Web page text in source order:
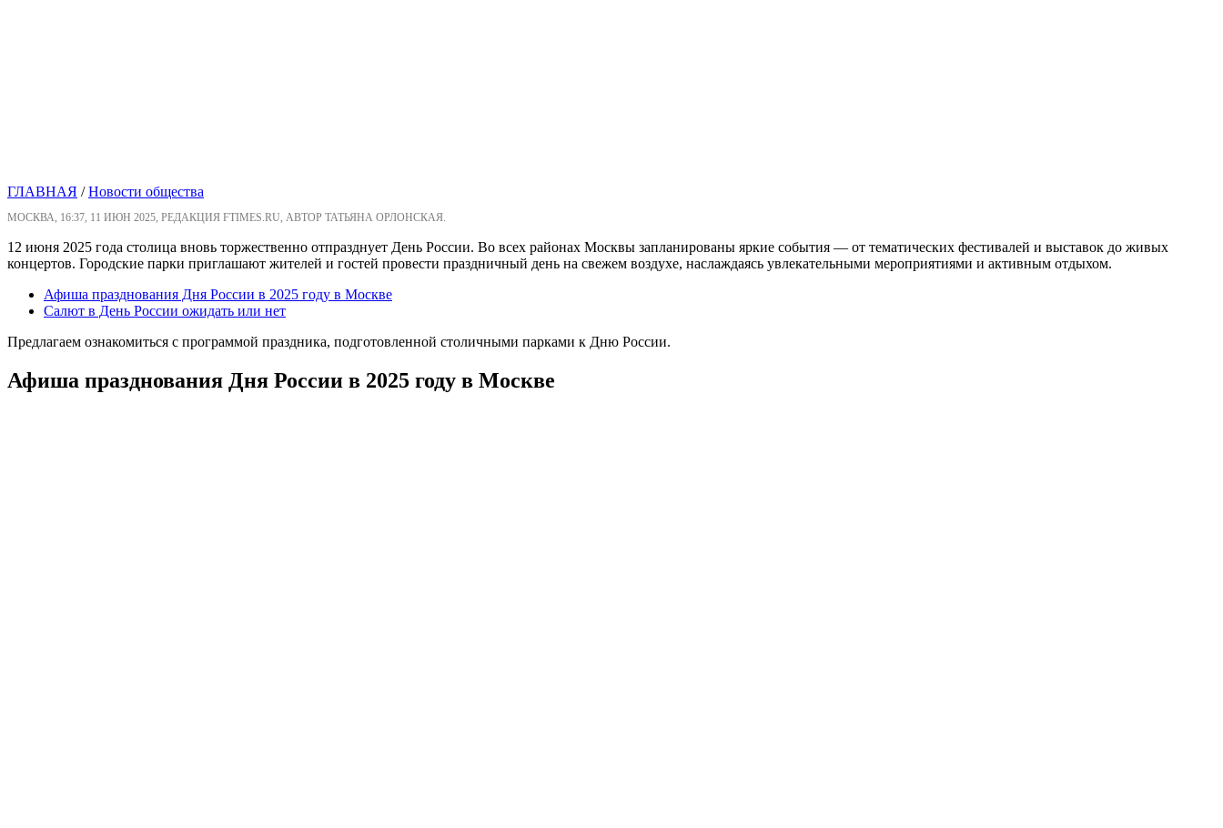
ГЛАВНАЯ /Новости общества
МОСКВА, 16:37, 11 ИЮН 2025, РЕДАКЦИЯ FTIMES.RU, АВТОР ТАТЬЯНА ОРЛОНСКАЯ.
12 июня 2025 года столица вновь торжественно отпразднует День России. Во всех районах Москвы запланированы яркие события — от тематических фестивалей и выставок до живых
концертов. Городские парки приглашают жителей и гостей провести праздничный день на свежем воздухе, наслаждаясь увлекательными мероприятиями и активным отдыхом.
Афиша празднования Дня России в 2025 году в Москве
Салют в День России ожидать или нет
Предлагаем ознакомиться с программой праздника, подготовленной столичными парками к Дню России.
Афиша празднования Дня России в 2025 году в Москве